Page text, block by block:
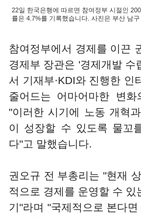
22일 한국은행에 따르면 참여정부 시절인
률은 4.7%를 기록했습니다. 사진은 부산 남
참여정부에서 경제를 이끈
경제부 장관은 '경제개발 수
서 기재부·KDI와 진행한 인
줄어드는 어마어마한 변
"이러한 시기에 노동 개혁
이 성장할 수 있도록 물꼬
다"고 말했습니다.
권오규 전 부총리는 "현재
적으로 경제를 운영할 수 있
기"라며 "국제적으로 본다